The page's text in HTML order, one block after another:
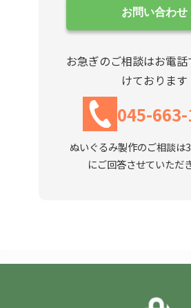
お問い合わせ
お急ぎのご相談はお電
けております
045-
ぬいぐるみ製作のご相談は
にご回答させていただ